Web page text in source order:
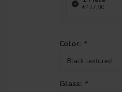
€427,80
Color: *
Glass: *